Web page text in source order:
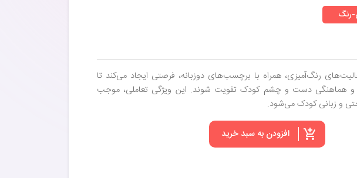
رنگ
رنگ‌آمیزی، همراه با برچسب‌های دو‌زبانه، فرصتی ایجاد می‌کند تا
و هماهنگی دست و چشم کودک تقویت شوند. این ویژگی تعاملی، موجب
و زبانی کودک می‌شود.
افزودن به سبد خرید